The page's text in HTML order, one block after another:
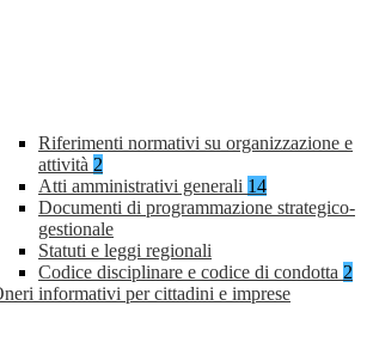
Riferimenti normativi su organizzazione e
attività 2
Atti amministrativi generali 14
Documenti di programmazione strategico-
gestionale
Statuti e leggi regionali
Codice disciplinare e codice di condotta 2
informativi per cittadini e imprese